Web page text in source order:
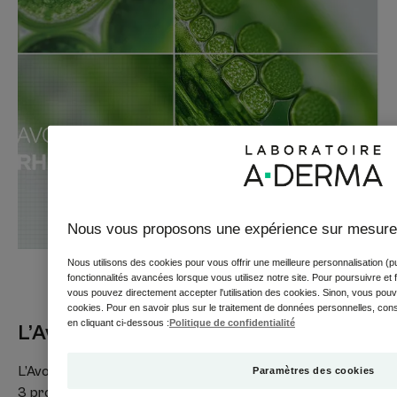
*** Acte dermatologique superficiel
**** Test in vitro
L’Avoine Rhealba®
L’Avoine Rhealba®, riche en molécules actives, agit sur les
3 protéines essentielles à la structure et à la santé de la
Nous vous proposons une expérience sur
Nous utilisons des cookies pour vous offrir une meilleure personnalisation
fonctionnalités avancées lorsque vous utilisez notre site. Pour poursuivre et
vous pouvez directement accepter l'utilisation des cookies. Sinon, vous
cookies. Pour en savoir plus sur le traitement de données personnelles,
en cliquant ci-dessous : Politique de confidentialité
Paramètres des cookies